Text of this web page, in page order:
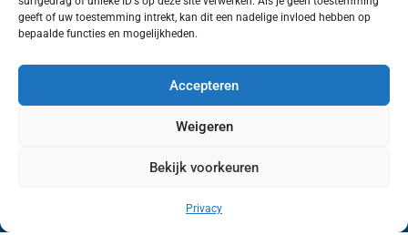
geeft of uw toestemming intrekt, kan dit een nadelige invloed hebben op
bepaalde functies en mogelijkheden.
Accepteren
Weigeren
Bekijk voorkeuren
Privacy
Wij van FranekerActueel.nl verzorgen het nieuws